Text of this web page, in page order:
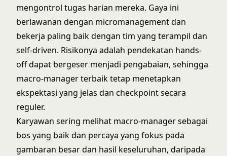
mengontrol tugas harian mereka. Gaya ini
berlawanan dengan micromanagement dan
bekerja paling baik dengan tim yang terampil dan
self-driven. Risikonya adalah pendekatan hands-
off dapat bergeser menjadi pengabaian, sehingga
macro-manager terbaik tetap menetapkan
ekspektasi yang jelas dan checkpoint secara
reguler.
Karyawan sering melihat macro-manager sebagai
bos yang baik dan percaya yang fokus pada
gambaran besar dan hasil keseluruhan, daripada